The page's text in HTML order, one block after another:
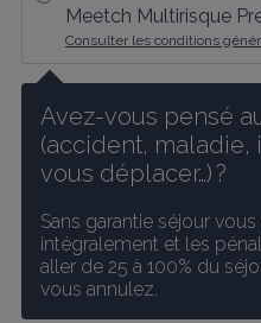
Meetch Multirisque
Consulter les conditions
Avez-vous pensé
(accident,
vous déplacer…) ?
Sans garantie séjour
intégralement et les
aller de 25 à 100% du
vous annulez.